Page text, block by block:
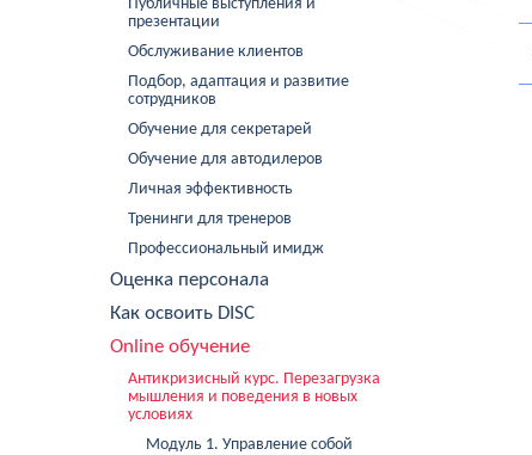
Публичные выступления и
презентации
Обслуживание клиентов
Подбор, адаптация и развитие
сотрудников
Обучение для секретарей
Обучение для автодилеров
Личная эффективность
Тренинги для тренеров
Профессиональный имидж
Оценка персонала
Как освоить DISC
Online обучение
Антикризисный курс. Перезагрузка
мышления и поведения в новых
условиях
Модуль 1. Управление собой